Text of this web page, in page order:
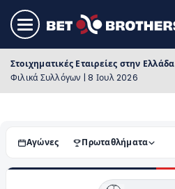
Στοιχηματικές Εταιρείες στην Ελλάδα
Φιλικά Συλλόγων | 8 Ιουλ 2026
Αγώνες Πρωταθλήματα